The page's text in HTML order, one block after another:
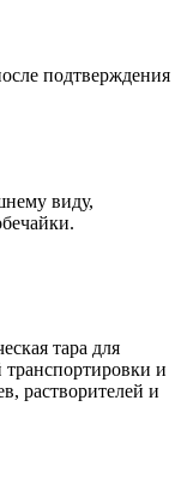
подтверждения
виду,
тара для
транспортировки и
растворителей и